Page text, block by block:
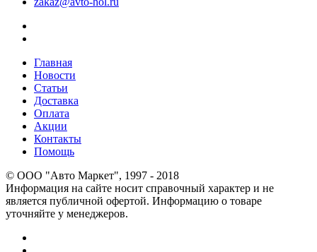
Главная
Новости
Статьи
Доставка
Оплата
Акции
Контакты
Помощь
© OOO "Авто Маркет", 1997 - 2018
Информация на сайте носит справочный характер и не
является публичной офертой. Информацию о товаре
уточняйте у менеджеров.